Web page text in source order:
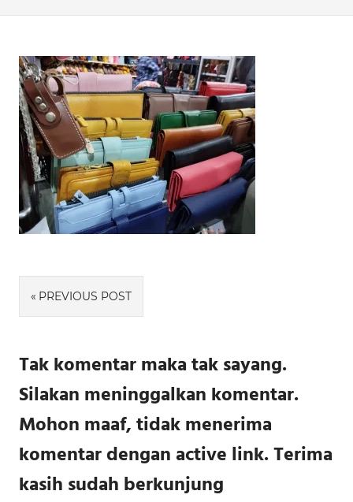
Navigasi
pos
PREVIOUS POST
Tak komentar maka tak sayang.
Silakan meninggalkan komentar.
Mohon maaf, tidak menerima
komentar dengan active link. Terima
kasih sudah berkunjung